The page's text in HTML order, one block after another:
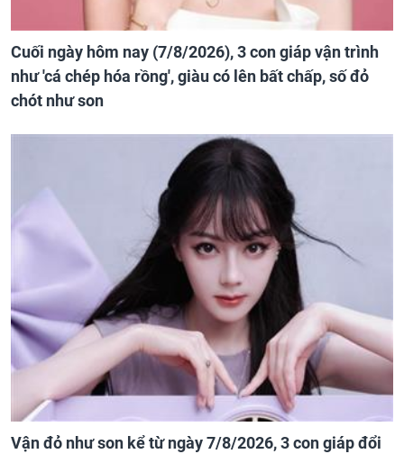
Cuối ngày hôm nay (7/8/2026), 3 con giáp vận trình
như 'cá chép hóa rồng', giàu có lên bất chấp, số đỏ
chót như son
Vận đỏ như son kể từ ngày 7/8/2026, 3 con giáp đổi